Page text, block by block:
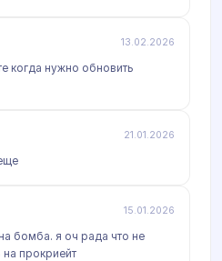
13.02.2026
когда нужно обновить
21.01.2026
15.01.2026
бомба. я оч рада что не
на прокриейт